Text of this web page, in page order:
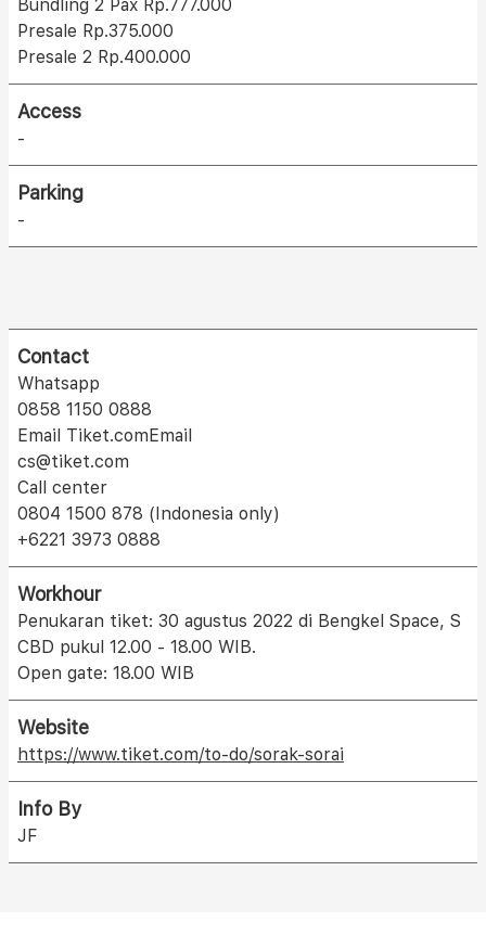
Bundling 2 Pax Rp.777.000
Presale Rp.375.000
Presale 2 Rp.400.000
Access
-
Parking
-
Contact
Whatsapp
0858 1150 0888
Email Tiket.comEmail
cs@tiket.com
Call center
0804 1500 878 (Indonesia only)
+6221 3973 0888
Workhour
Penukaran tiket: 30 agustus 2022 di Bengkel Space, S
CBD pukul 12.00 - 18.00 WIB.
Open gate: 18.00 WIB
Website
https://www.tiket.com/to-do/sorak-sorai
Info By
JF